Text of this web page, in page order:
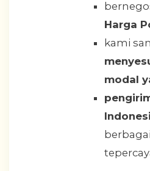
Harga
kami
modal